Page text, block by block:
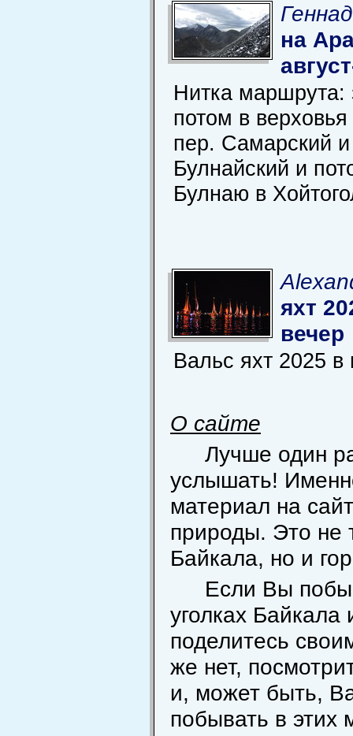
на
Нитка маршрута:
потом в
пер. Самарский
Булнайский и
Булнаю в
яхт
вечер
Вальс яхт 2025 в
О сайте
Лучше один
услышать!
материал на
природы. Это не
Байкала, но и
Если Вы
уголках
поделитесь
же нет,
и, может быть,
побывать в этих